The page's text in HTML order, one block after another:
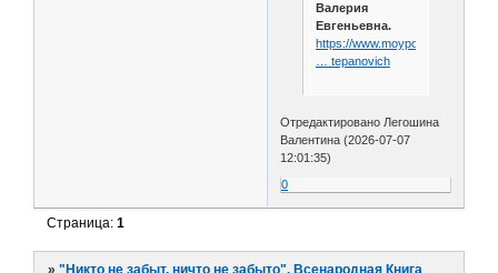
Валерия
Евгеньевна.
https://www.moypolk.ru/soldier/
… tepanovich
Отредактировано Легошина
Валентина (2026-07-07
12:01:35)
0
Страница:1